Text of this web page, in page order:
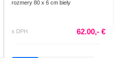
rozmery 80 x 6 cm biely
s DPH 62.00,- €